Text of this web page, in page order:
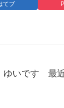
てブ
いです 最近